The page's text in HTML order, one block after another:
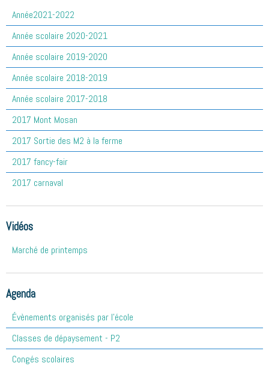
Année2021-2022
Année scolaire 2020-2021
Année scolaire 2019-2020
Année scolaire 2018-2019
Année scolaire 2017-2018
2017 Mont Mosan
2017 Sortie des M2 à la ferme
2017 fancy-fair
2017 carnaval
Vidéos
Marché de printemps
Agenda
Évènements organisés par l'école
Classes de dépaysement - P2
Congés scolaires